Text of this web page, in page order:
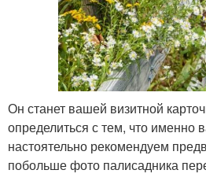
Он станет вашей визитной
определиться с тем, что именно
настоятельно рекомендуем
побольше фото палисадника